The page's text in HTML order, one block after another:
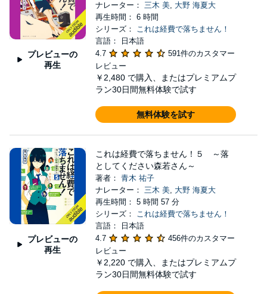
プレビューの
再生
ナレーター： 三木 美, 大野 海夏大
再生時間： 6 時間
シリーズ： これは経費で落ちません！
言語： 日本語
4.7
591件のカスタマー
レビュー
￥2,480 で購入、またはプレミアムプ
ラン30日間無料体験で試す
無料体験を試す
プレビューの
再生
これは経費で落ちません！５ ～落
としてください森若さん～
著者： 青木 祐子
ナレーター： 三木 美, 大野 海夏大
再生時間： 5 時間 57 分
シリーズ： これは経費で落ちません！
言語： 日本語
4.7
456件のカスタマー
レビュー
￥2,220 で購入、またはプレミアムプ
ラン30日間無料体験で試す